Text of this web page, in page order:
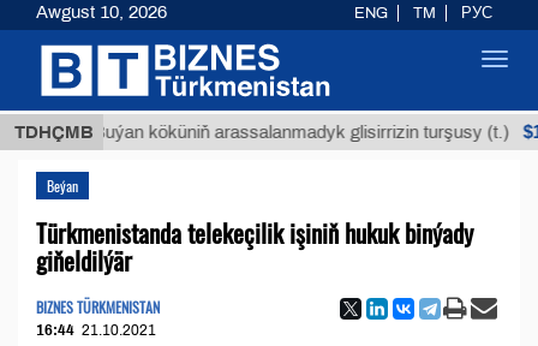
TDHÇMB
Buýan köküniň arassalanmadyk glisirrizin turşusy (t.)
Beýan
Türkmenistanda telekeçilik işiniň hukuk binýady
giňeldilýär
BIZNES TÜRKMENISTAN
16:44 21.10.2021
Awgust 10, 2026 ENG TM РУС